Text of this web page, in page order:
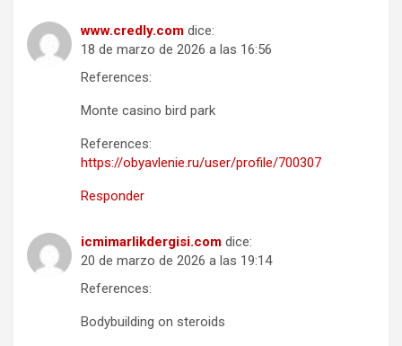
www.credly.com dice:
18 de marzo de 2026 a las 16:56
References:
Monte casino bird park
References:
https://obyavlenie.ru/user/profile/700307
Responder
icmimarlikdergisi.com dice:
20 de marzo de 2026 a las 19:14
References:
Bodybuilding on steroids